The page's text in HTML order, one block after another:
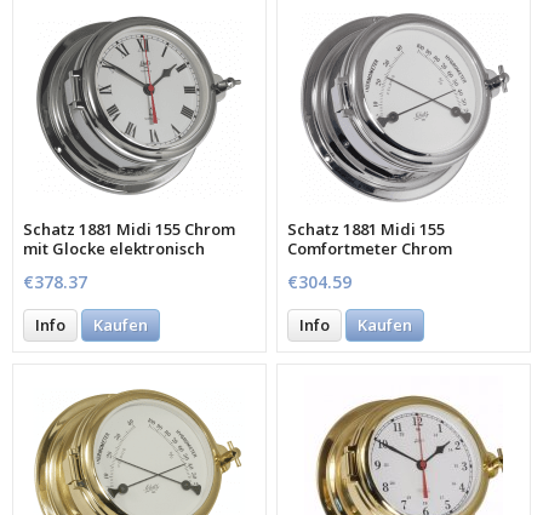
Schatz 1881 Midi 155 Chrom
mit Glocke elektronisch
€378.37
Info Kaufen
Schatz 1881 Midi 155
Comfortmeter Chrom
€304.59
Info Kaufen